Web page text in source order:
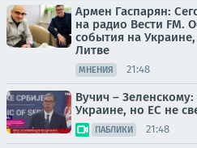
Армен Гаспарян:
на радио Вести FM.
события на
Литве
МНЕНИЯ 21:48
Вучич –
Украине, но ЕС не
ПАБЛИКИ 21:48